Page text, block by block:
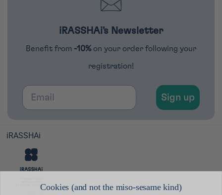
iRASSHAi's Newsletter
Benefit from -10% on your order following your
registration!
Email
Sign up
iRASSHAi